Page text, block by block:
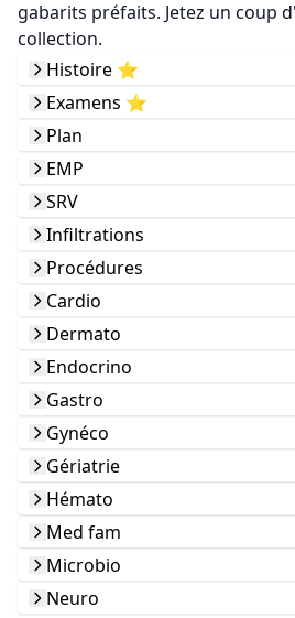
gabarits préfaits. Jetez un coup
collection.
Histoire ⭐️
Examens ⭐️
Plan
EMP
SRV
Infiltrations
Procédures
Cardio
Dermato
Endocrino
Gastro
Gynéco
Gériatrie
Hémato
Med fam
Microbio
Neuro